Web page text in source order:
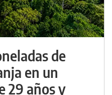
de
en un
29 años y